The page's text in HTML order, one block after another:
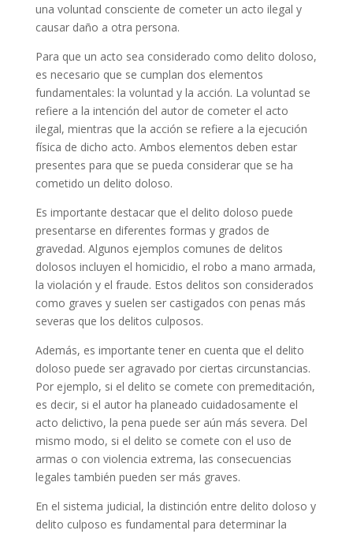
una voluntad consciente de cometer un acto ilegal y
causar daño a otra persona.
Para que un acto sea considerado como delito doloso,
es necesario que se cumplan dos elementos
fundamentales: la voluntad y la acción. La voluntad se
refiere a la intención del autor de cometer el acto
ilegal, mientras que la acción se refiere a la ejecución
física de dicho acto. Ambos elementos deben estar
presentes para que se pueda considerar que se ha
cometido un delito doloso.
Es importante destacar que el delito doloso puede
presentarse en diferentes formas y grados de
gravedad. Algunos ejemplos comunes de delitos
dolosos incluyen el homicidio, el robo a mano armada,
la violación y el fraude. Estos delitos son considerados
como graves y suelen ser castigados con penas más
severas que los delitos culposos.
Además, es importante tener en cuenta que el delito
doloso puede ser agravado por ciertas circunstancias.
Por ejemplo, si el delito se comete con premeditación,
es decir, si el autor ha planeado cuidadosamente el
acto delictivo, la pena puede ser aún más severa. Del
mismo modo, si el delito se comete con el uso de
armas o con violencia extrema, las consecuencias
legales también pueden ser más graves.
En el sistema judicial, la distinción entre delito doloso y
delito culposo es fundamental para determinar la